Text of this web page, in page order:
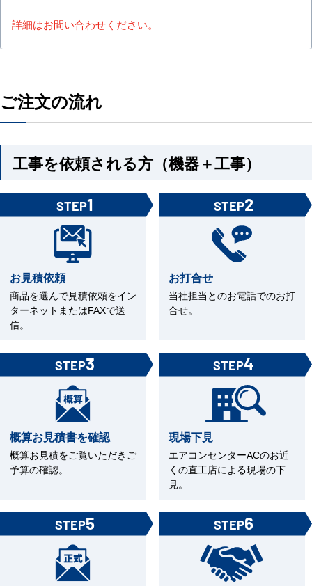
詳細はお問い合わせください。
ご注文の流れ
工事を依頼される方（機器＋工事）
STEP1
お見積依頼
商品を選んで見積依頼をイン
ターネットまたはFAXで送
信。
STEP2
お打合せ
当社担当とのお電話でのお打
合せ。
STEP3
概算お見積書を確認
概算お見積をご覧いただきご
予算の確認。
STEP4
現場下見
エアコンセンターACのお近
くの直工店による現場の下
見。
STEP5 STEP6